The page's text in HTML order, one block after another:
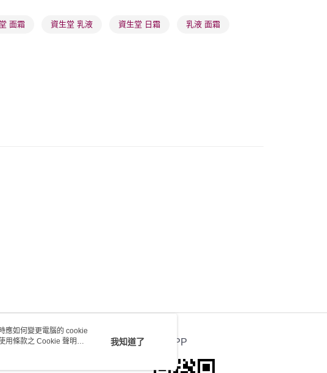
面霜 資生堂 乳液 資生堂 日霜 乳液 面霜
官方APP
應如何變更電腦的 cookie
用條款之 Cookie 聲明使
我知道了